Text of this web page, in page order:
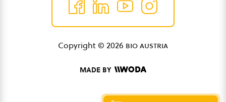
Copyright © 2026 bio austria
MADE BY